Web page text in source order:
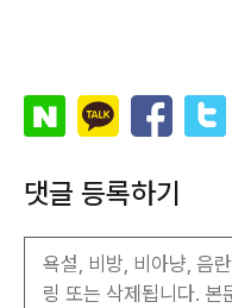
댓글 등록하기